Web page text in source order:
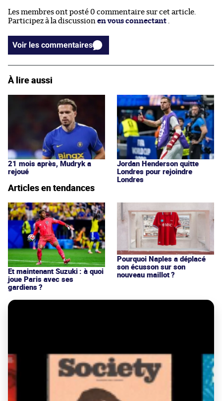
Les membres ont posté 0 commentaire sur cet article.
Participez à la discussion en vous connectant
Voir les commentaires
À lire aussi
21 mois après, Mudryk a
rejoué
Jordan Henderson quitte
Londres pour rejoindre
Londres
Articles en tendances
Et maintenant Suzuki : à quoi
joue Paris avec ses
gardiens ?
Pourquoi Naples a déplacé
son écusson sur son
nouveau maillot ?